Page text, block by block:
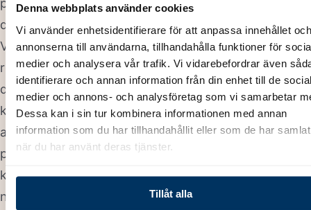
Denna webbplats använder cookies
Vi använder enhetsidentifierare för att anpassa innehållet och
annonserna till användarna, tillhandahålla funktioner för
medier och analysera vår trafik. Vi vidarebefordrar även
identifierare och annan information från din enhet till de
medier och annons- och analysföretag som vi samarbetar
Dessa kan i sin tur kombinera informationen med annan
information som du har tillhandahållit eller som de har
när du har använt deras tjänster.
Tillåt alla
poolanvändarna själva, baserat på deras önskan och
deras behov av enkla lösningar för poolunderhåll.
Vårt ständiga engagemang för innovation har
resulterat i nya patenterade rengöringslösningar för
den snabbväxande marknaden för pooler, samt ett
kontinuerligt fokus på att förbättra poolanvändarnas
allsidiga upplevelse och välbefinnande. Alla Kokido-
produkter utformas av våra specialistteam på våra
kontor i Hongkong och Kina och tillverkas under
noggrann övervakning av vår avdelning för